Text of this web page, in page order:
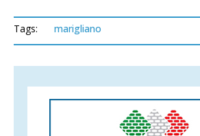
Tags: marigliano